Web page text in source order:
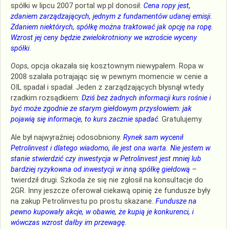
spółki w lipcu 2007 portal wp.pl donosił: Cena ropy jest,
zdaniem zarządzających, jednym z fundamentów udanej emisji.
Zdaniem niektórych, spółkę można traktować jak opcję na ropę.
Wzrost jej ceny będzie zwielokrotniony we wzroście wyceny
spółki.
Oops, opcja okazała się kosztownym niewypałem. Ropa w
2008 szalała potrajając się w pewnym momencie w cenie a
OIL spadał i spadał. Jeden z zarządzających błysnął wtedy
rzadkim rozsądkiem: Dziś bez żadnych informacji kurs rośnie i
być może zgodnie ze starym giełdowym przysłowiem: jak
pojawią się informacje, to kurs zacznie spadać. Gratulujemy.
Ale był najwyraźniej odosobniony. Rynek sam wycenił
Petrolinvest i dlatego wiadomo, ile jest ona warta. Nie jestem w
stanie stwierdzić czy inwestycja w Petrolinvest jest mniej lub
bardziej ryzykowna od inwestycji w inną spółkę giełdową –
twierdził drugi. Szkoda że się nie zgłosił na konsultacje do
2GR. Inny jeszcze oferował ciekawą opinię że fundusze były
na zakup Petrolinvestu po prostu skazane. Fundusze na
pewno kupowały akcje, w obawie, że kupią je konkurenci, i
wówczas wzrost dałby im przewagę.